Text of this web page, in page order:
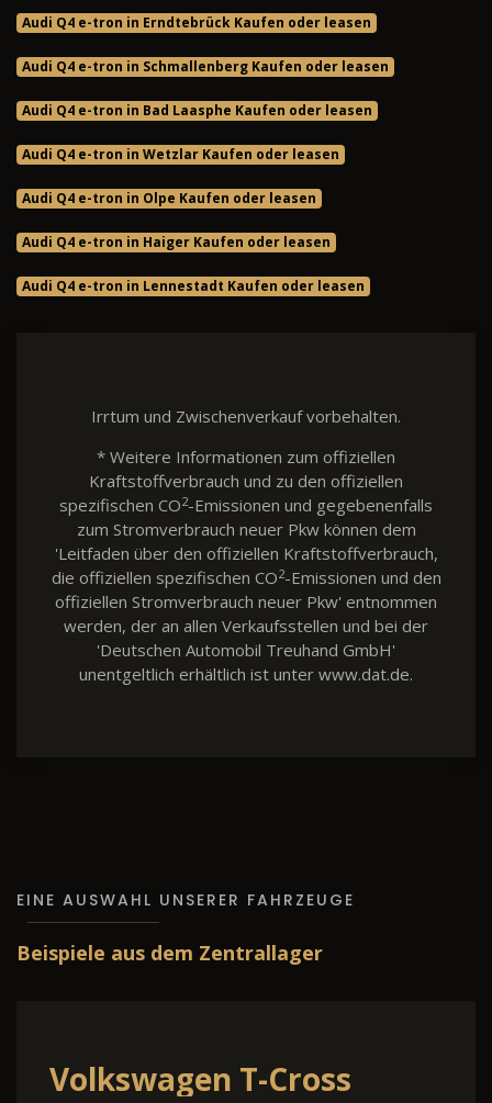
Audi Q4 e-tron in Erndtebrück Kaufen oder leasen
Audi Q4 e-tron in Schmallenberg Kaufen oder leasen
Audi Q4 e-tron in Bad Laasphe Kaufen oder leasen
Audi Q4 e-tron in Wetzlar Kaufen oder leasen
Audi Q4 e-tron in Olpe Kaufen oder leasen
Audi Q4 e-tron in Haiger Kaufen oder leasen
Audi Q4 e-tron in Lennestadt Kaufen oder leasen
Irrtum und Zwischenverkauf vorbehalten.
* Weitere Informationen zum offiziellen
Kraftstoffverbrauch und zu den offiziellen
spezifischen CO2-Emissionen und gegebenenfalls
zum Stromverbrauch neuer Pkw können dem
'Leitfaden über den offiziellen Kraftstoffverbrauch,
die offiziellen spezifischen CO2-Emissionen und den
offiziellen Stromverbrauch neuer Pkw' entnommen
werden, der an allen Verkaufsstellen und bei der
'Deutschen Automobil Treuhand GmbH'
unentgeltlich erhältlich ist unter www.dat.de.
EINE AUSWAHL UNSERER FAHRZEUGE
Beispiele aus dem Zentrallager
Volkswagen T-Cross